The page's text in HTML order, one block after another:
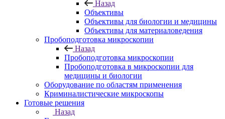
Назад
Объективы
Объективы для биологии и медицины
Объективы для материаловедения
Пробоподготовка микроскопии
Назад
Пробоподготовка микроскопии
Пробоподготовка в микроскопии для
медицины и биологии
Оборудование по областям применения
Криминалистические микроскопы
Готовые решения
Назад